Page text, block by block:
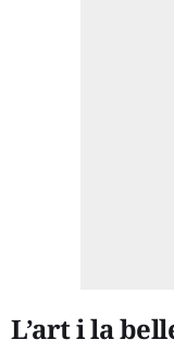
L’art i la